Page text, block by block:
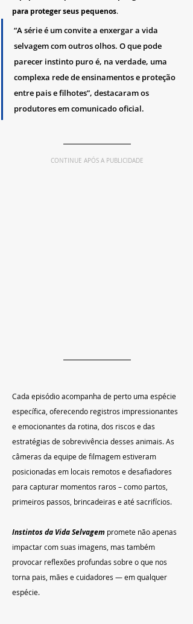
para proteger seus pequenos.
“A série é um convite a enxergar a vida
selvagem com outros olhos. O que pode
parecer instinto puro é, na verdade, uma
complexa rede de ensinamentos e proteção
entre pais e filhotes”, destacaram os
produtores em comunicado oficial.
CONTINUE APÓS A PUBLICIDADE
Cada episódio acompanha de perto uma espécie
específica, oferecendo registros impressionantes
e emocionantes da rotina, dos riscos e das
estratégias de sobrevivência desses animais. As
câmeras da equipe de filmagem estiveram
posicionadas em locais remotos e desafiadores
para capturar momentos raros – como partos,
primeiros passos, brincadeiras e até sacrifícios.
Instintos da Vida Selvagem promete não apenas
impactar com suas imagens, mas também
provocar reflexões profundas sobre o que nos
torna pais, mães e cuidadores — em qualquer
espécie.